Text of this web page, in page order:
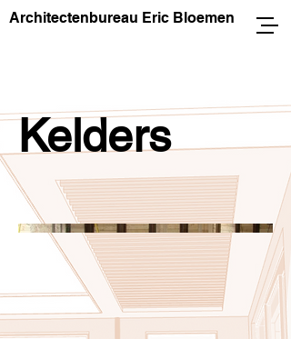
Architectenbureau Eric Bloemen
Kelders